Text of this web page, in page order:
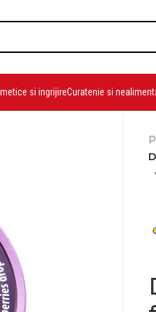
si ingrijireCuratenie si